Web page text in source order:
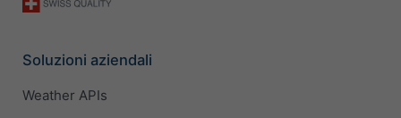
Soluzioni aziendali
Weather APIs